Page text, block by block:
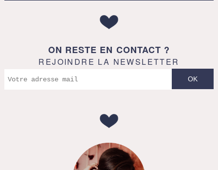
ON RESTE EN CONTACT ?
REJOINDRE LA NEWSLETTER